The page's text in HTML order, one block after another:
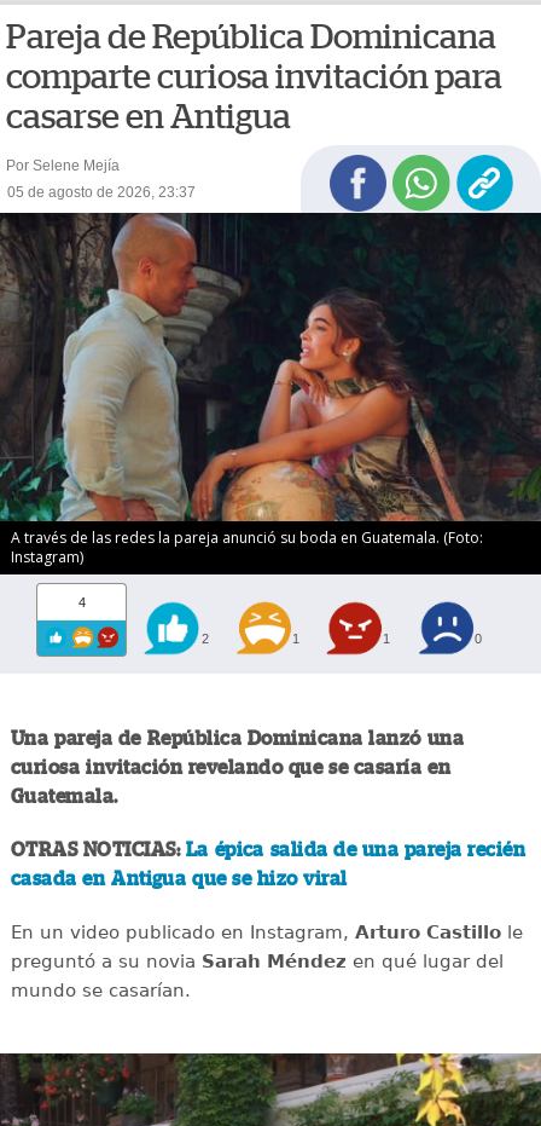
Pareja de República Dominicana
comparte curiosa invitación para
casarse en Antigua
Por Selene Mejía
05 de agosto de 2026, 23:37
A través de las redes la pareja anunció su boda en Guatemala. (Foto:
Instagram)
4
2 1 1 0
Una pareja de República Dominicana lanzó una
curiosa invitación revelando que se casaría en
Guatemala.
OTRAS NOTICIAS: La épica salida de una pareja recién
casada en Antigua que se hizo viral
En un video publicado en Instagram, Arturo Castillole
preguntó a su novia Sarah Méndez en qué lugar del
mundo se casarían.